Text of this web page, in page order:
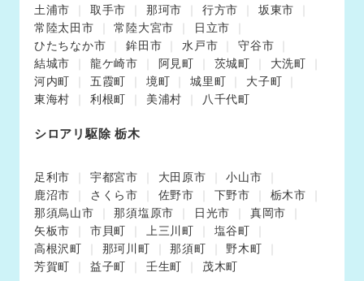
土浦市
取手市 那珂市 行方市
坂東市
常陸太田市
常陸大宮市
日立市
ひたちなか市
鉾田市 水戸市
守谷市
結城市
龍ケ崎市 阿見町 茨城町
大洗町
河内町
五霞町 境町 城里町
大子町
東海村
利根町 美浦村 八千代町
シロアリ駆除 栃木
足利市 宇都宮市 大田原市
小山市
鹿沼市
さくら市 佐野市 下野市
栃木市
那須烏山市
那須塩原市 日光市
真岡市
矢板市
市貝町 上三川町
塩谷町
高根沢町
那珂川町 那須町
野木町
芳賀町
益子町 壬生町 茂木町